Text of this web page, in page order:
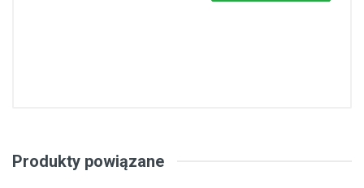
Produkty powiązane